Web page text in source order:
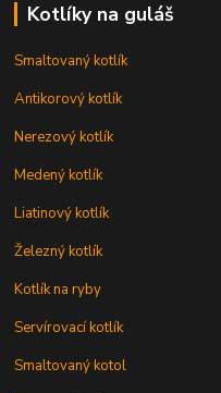
Kotlíky na guláš
Smaltovaný kotlík
Antikorový kotlík
Nerezový kotlík
Medený kotlík
Liatinový kotlík
Železný kotlík
Kotlík na ryby
Servírovací kotlík
Smaltovaný kotol